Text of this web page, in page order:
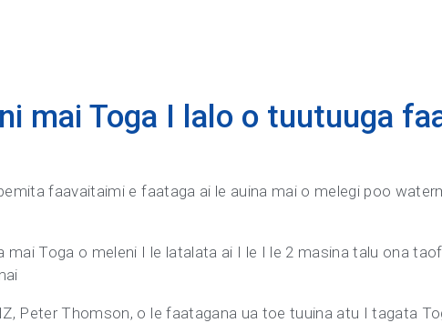
mai Toga I lalo o tuutuuga
faavaitaimi e faataga ai le auina mai o melegi poo
mai Toga o meleni I le latalata ai I le I le 2 masina talu ona
Peter Thomson, o le faatagana ua toe tuuina atu I tagata